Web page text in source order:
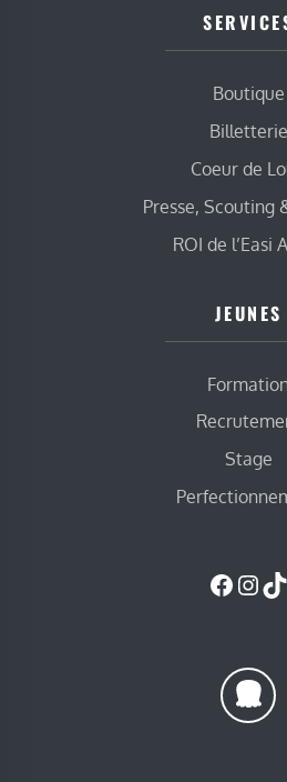
Boutique
Billetterie
Coeur de
Presse, Scouting
ROI de l’Easi
JEUNES
Stage